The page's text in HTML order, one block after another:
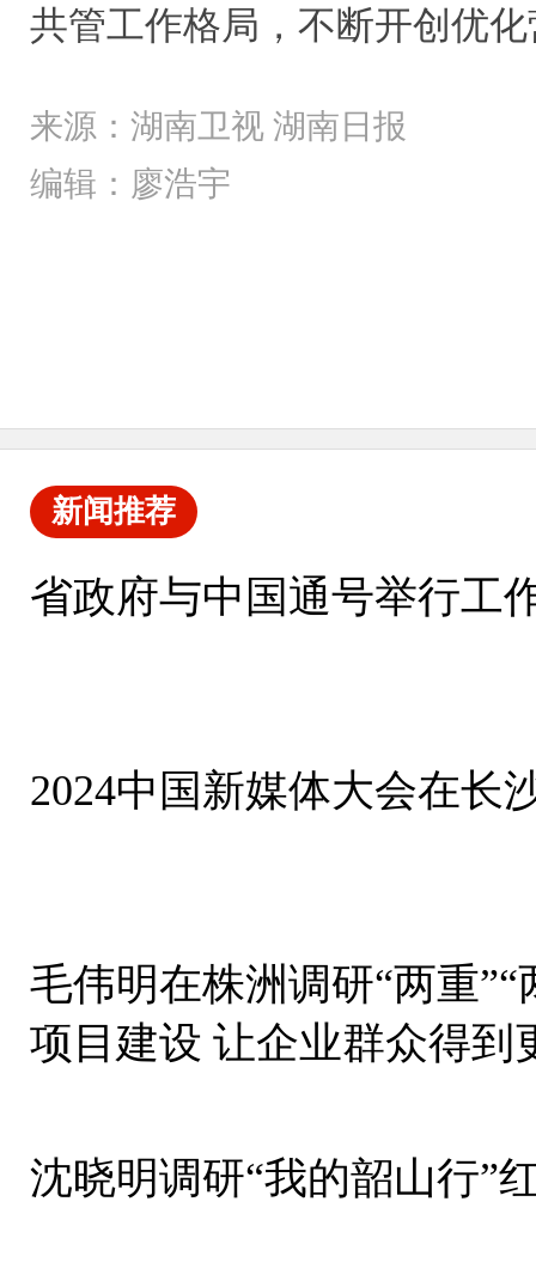
共管工作格局，不断开创优
来源：湖南卫视 湖南日报
编辑：廖浩宇
新闻推荐
省政府与中国通号举行工
2024中国新媒体大会在长
毛伟明在株洲调研“两重
项目建设 让企业群众得到
沈晓明调研“我的韶山行”